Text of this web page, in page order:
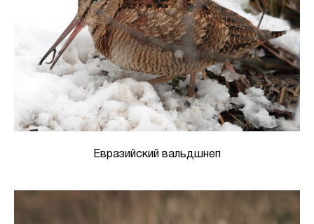
Евразийский вальдшнеп